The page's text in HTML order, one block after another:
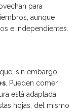
para
aunque
e independientes.
que, sin embargo,
. Pueden comer
está adaptada
hojas, del mismo